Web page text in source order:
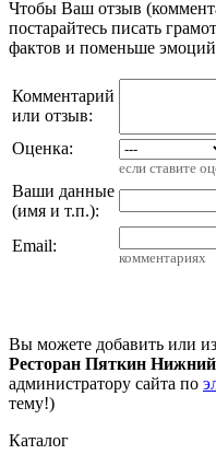
Чтобы Ваш отзыв
постарайтесь писать
фактов и поменьше
Комментарий
или отзыв:
Оценка:
если ставите
Ваши данные
(имя и т.п.):
Email:
комментариях
Вы можете добавить или
Ресторан Пяткин
администратору сайта по
тему!)
Каталог